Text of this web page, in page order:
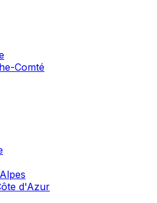
Comté
d'Azur